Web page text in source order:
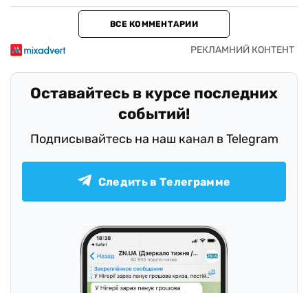
ВСЕ КОММЕНТАРИИ
Оставайтесь в курсе последних
событий!
Подписывайтесь на наш канал в Telegram
Следить в Телеграмме